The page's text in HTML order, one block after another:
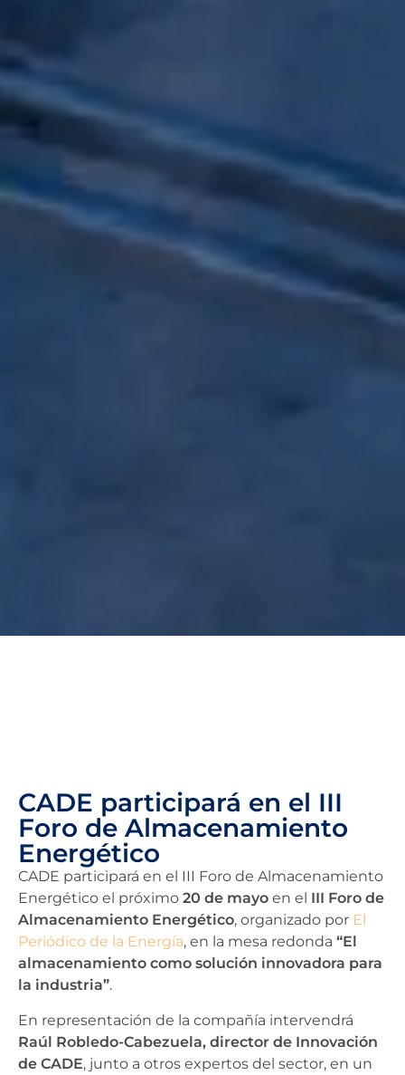
CADE participará en el III
Foro de Almacenamiento
Energético
CADE participará en el III Foro de Almacenamiento
Energético el próximo 20 de mayo en el III Foro de
Almacenamiento Energético, organizado por El
Periódico de la Energía, en la mesa redonda “El
almacenamiento como solución innovadora para
la industria”.
En representación de la compañía intervendrá
Raúl Robledo-Cabezuela, director de Innovación
de CADE, junto a otros expertos del sector, en un